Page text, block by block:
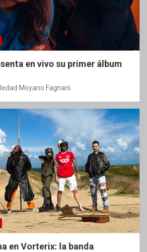
en vivo su primer álbum
Moyano Fagnani
en Vorterix: la banda